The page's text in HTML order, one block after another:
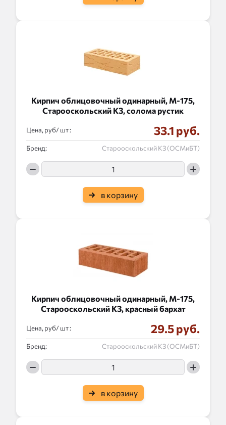
Кирпич облицовочный одинарный, М-175,
Старооскольский КЗ, солома рустик
Цена, руб/ : 33.1 руб.
Бренд: Старооскольский КЗ (ОСМиБТ)
в корзину
Кирпич облицовочный одинарный, М-175,
Старооскольский КЗ, красный бархат
Цена, руб/ : 29.5 руб.
Бренд: Старооскольский КЗ (ОСМиБТ)
в корзину